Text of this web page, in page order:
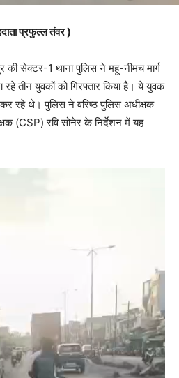
प्रफुल्ल तंवर )
की सेक्टर-1 थाना पुलिस ने महू-नीमच मार्ग
तीन युवकों को गिरफ्तार किया है। ये युवक
रहे थे। पुलिस ने वरिष्ठ पुलिस अधीक्षक
(CSP) रवि सोनेर के निर्देशन में यह